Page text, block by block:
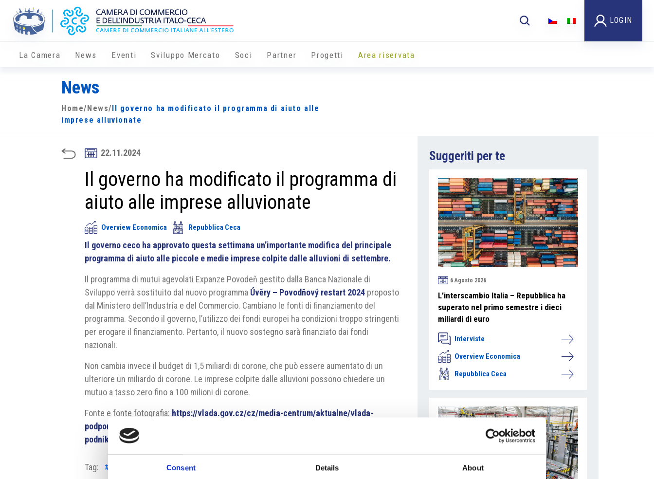
Consent Details About
LOGIN
La Camera News Eventi Sviluppo Mercato Soci Partner Progetti Area riservata
News
Home/ News/
Il governo ha modificato il programma di aiuto alle
imprese alluvionate
22.11.2024
Il governo ha modificato il programma di
aiuto alle imprese alluvionate
Overview Economica Repubblica Ceca
Il governo ceco ha approvato questa settimana un’importante modifica del principale
programma di aiuto alle piccole e medie imprese colpite dalle alluvioni di settembre.
Il programma di mutui agevolati Expanze Povodeň gestito dalla Banca Nazionale di
Sviluppo verrà sostituito dal nuovo programma Úvěry – Povodňový restart 2024 proposto
dal Ministero dell’Industria e del Commercio. Cambiano le fonti di finanziamento del
programma. Secondo il governo, l’utilizzo dei fondi europei ha condizioni troppo stringenti
per erogare il finanziamento. Pertanto, il nuovo sostegno sarà finanziato dai fondi
nazionali.
Non cambia invece il budget di 1,5 miliardi di corone, che può essere aumentato di un
ulteriore un miliardo di corone. Le imprese colpite dalle alluvioni possono chiedere un
mutuo a tasso zero fino a 100 milioni di corone.
Fonte e fonte fotografia: https://vlada.gov.cz/cz/media-centrum/aktualne/vlada-
podpori-povodnemi-postizene-sportovni-organizace-a-firmy–rozsiri-i-pomoc-
podnikatelum-obchodujicim-s-ukrajinou-217181/
Tag: #aiuti alle imprese #alluvioni #governo ceco #mutui agevolati
Suggeriti per te
6 Agosto 2026
L’interscambio Italia – Repubblica ha
superato nel primo semestre i dieci
miliardi di euro
Interviste
Overview Economica
Repubblica Ceca